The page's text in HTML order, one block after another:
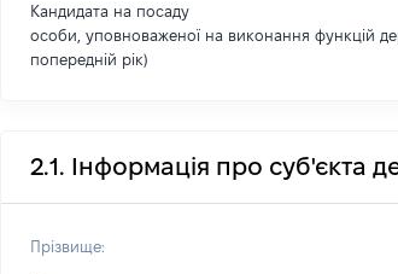
Кандидата на посаду
особи, уповноваженої на виконання функцій
попередній рік)
2.1. Інформація про суб'єкта
Прізвище: